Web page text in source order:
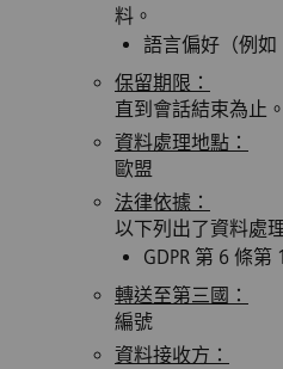
料。
語言偏好（例如
保留期限：
直到會話結束為止。
資料處理地點：
歐盟
法律依據：
以下列出了資料處
GDPR 第 6 條
轉送至第三國：
編號
資料接收方：